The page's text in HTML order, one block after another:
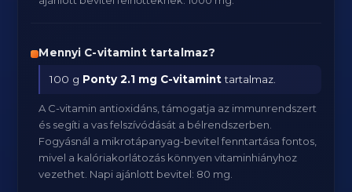
Mennyi C-vitamint tartalmaz?
100 g Ponty 2.1 mg C-vitaminttartalmaz.
A C-vitamin antioxidáns, támogatja az immunrendszert
és segíti a vas felszívódását a bélrendszerben.
Fogyásnál a mikrotápanyag-bevitel fenntartása fontos,
mivel a kalóriakorlátozás könnyen vitaminhiányhoz
vezethet. Napi ajánlott bevitel: 80 mg.